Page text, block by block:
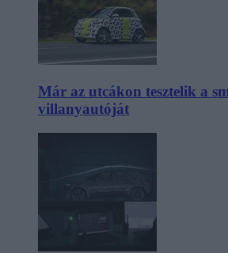
Már az utcákon tesztelik a
villanyautóját